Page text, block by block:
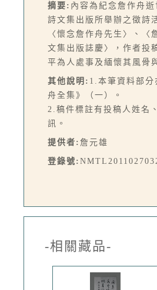
摘要: 內容為紀念詹作舟
詩文集出版所舉辦之徵詩
〈懷念詹作舟先生〉、〈
文集出版誌慶〉，作者投
平為人處事及緬懷其風骨
其他說明: 1.本筆資料部分
舟全集》（一）。
2.稿件標註有投稿人姓名
訊。
提供者: 詹元雄
登錄號:
-相關藏品-